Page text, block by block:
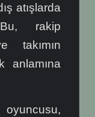
atışlarda
rakip
takımın
anlamına